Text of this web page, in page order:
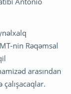
nin Rəqəmsal
arasından